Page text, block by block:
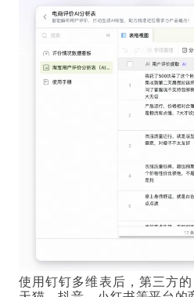
使用钉钉多维表后，第三方的